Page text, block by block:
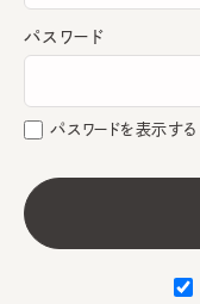
パスワード
パスワードを表示する